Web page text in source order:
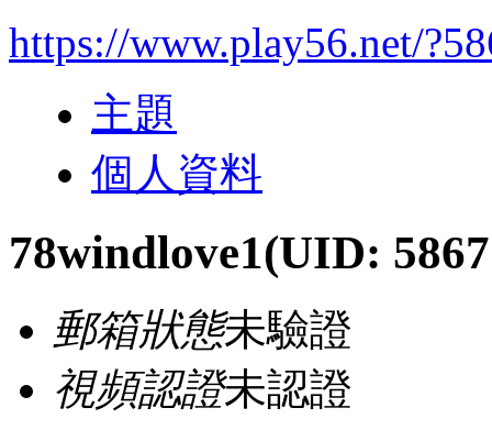
https://www.play56.net/
主題
個人資料
78windlove1(UID:
郵箱狀態未驗證
視頻認證未認證